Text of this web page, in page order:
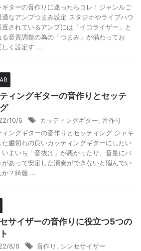
ギターの音作りに迷ったらコレ！ジャンルご
適なアンプつまみ設定 スタジオやライブハウ
置されているアンプには「イコライザー」と
る音質調整の為の「つまみ」が備わってお
しく設定す ...
ィングギターの音作りとセッテ
10/6 カッティングギター 音作り
ィングギターの音作りとセッティング ジャキ
た歯切れの良いカッティングギターにしたい
いまいち「音抜け」が悪かったり、音量にバ
があって安定した演奏ができないと悩んでい
か？綺麗 ...
サイザーの音作りに役立つ5つの
8/6 音作り シンセサイザー